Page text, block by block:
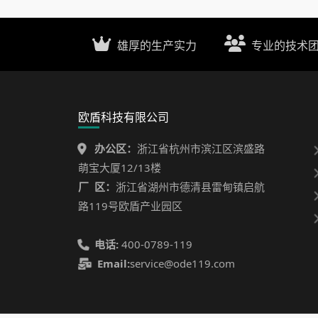
雄厚的生产实力 专业的技术
欧盾科技有限公司
办公区： 浙江省杭州市滨江区滨盛路
萌宝大厦12/13楼
厂 区： 浙江省湖州市德清县雷甸镇启航
路119号欧盾产业园区
电话: 400-0789-119
Email:service@ode119.com